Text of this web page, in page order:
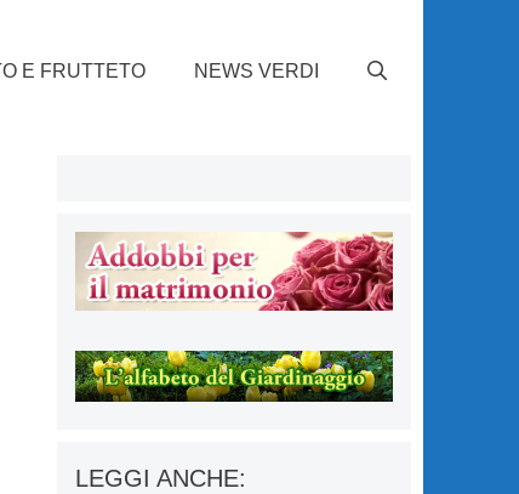
E FRUTTETO NEWS VERDI
LEGGI ANCHE: